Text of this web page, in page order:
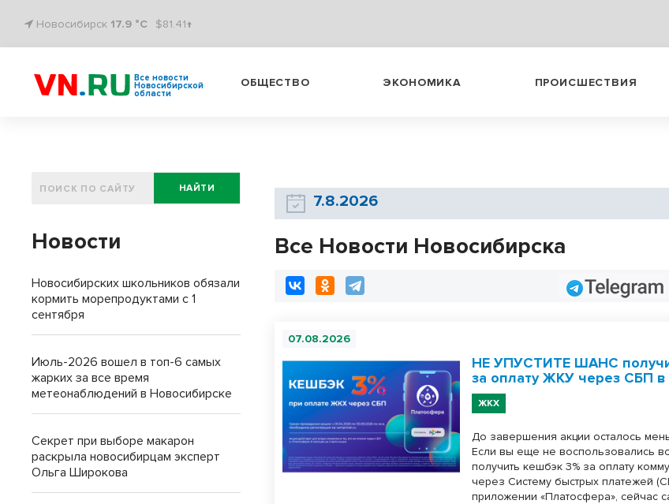
Новосибирск 17.9 °C $81.41↑
Все новости
Новосибирской
области
ОБЩЕСТВО ЭКОНОМИКА ПРОИСШЕСТВИЯ
7.8.2026
Все Новости Новосибирска
Telegram
07.08.2026
НЕ УПУСТИТЕ ШАНС
за оплату ЖКУ через СБП
ЖКХ
До завершения акции осталось
Если вы еще не воспользовались
получить кешбэк 3% за оплату
через Систему быстрых платежей
приложении «Платосфера», сейчас
НАЙТИ
Новости
Новосибирских школьников обязали
кормить морепродуктами с 1
сентября
Июль-2026 вошел в топ-6 самых
жарких за все время
метеонаблюдений в Новосибирске
Секрет при выборе макарон
раскрыла новосибирцам эксперт
Ольга Широкова